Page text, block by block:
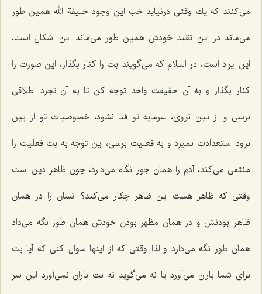
می‌كنند كه یك وقتی درنیاید خب این وجود خلیفة الله همین طور
می‌ماند در این تقید خودش همین طور می‌ماند این اشكال است،
این ایراد است، در اسلام كه می‌گویند بت را كنار بگذار، این صورت را
كنار بگذار و به آن حقیقت واحد توجه كن تا به آن تجرد اطلاقی
برسی و از بین نروی، سرمایه تو فنا نشود، خصوصیات تو از بین
نرود استعدادت نمیرد و به فعلیت برسی، این توجه به بت فعلیت را
منتفی می‌كند، آدم را همان جور نگاه می‌دارد، چون ظاهر دین است
وقتی كه ظاهر هست این ظاهر چكار می‌كند؟ انسان را در همان
ظاهر بودنش و در همان مظهر بودن خودش همان طور نگه می‌داد
همان طور نگه می‌دارد و لذا وقتی كه از اینها سوال كنی كه آیا بت
برای شما باران می‌آورد یا نه می‌گوید نه بت باران نمی‌آورد این سر